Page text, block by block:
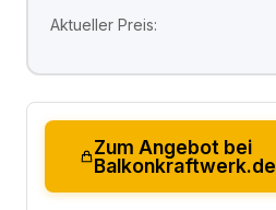
Aktueller Preis:
Zum Angebot bei
Balkonkraftwerk.de